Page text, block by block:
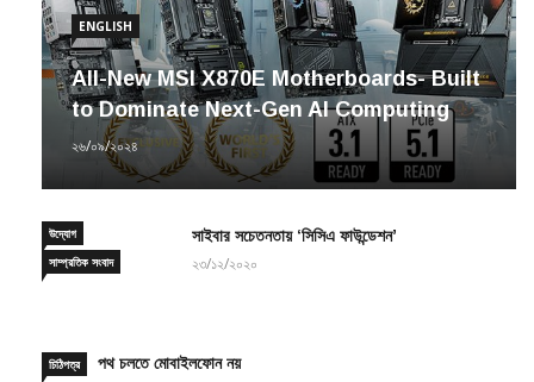
ENGLISH
All-New MSI X870E Motherboards- Built
to Dominate Next-Gen AI Computing
২৬/০৯/২০২৪
উদ্যোগ
সাম্প্রতিক সংবাদ
সাইবার সচেতনতায় ‘সিসিএ ফাউন্ডেশন’
২৩/১২/২০২০
চিঠিপত্র পথ চলতে মোবাইলফোন নয়